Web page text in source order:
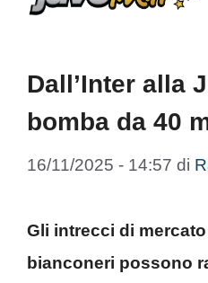
Dall’Inter alla
bomba da 40
16/11/2025 - 14:57 di
Gli intrecci di
bianconeri possono